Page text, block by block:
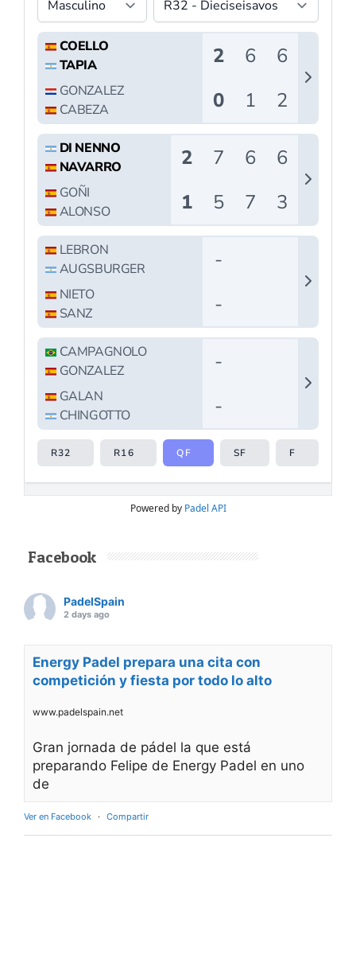
Powered by Padel API
Facebook
PadelSpain
2 days ago
Energy Padel prepara una cita con
competición y fiesta por todo lo alto
www.padelspain.net
Gran jornada de pádel la que está
preparando Felipe de Energy Padel en uno
de
Ver en Facebook · Compartir